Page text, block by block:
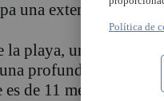
una extensión de
la playa, una boya
profundidad de
de 11 metros.
Política de